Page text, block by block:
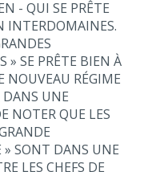
- QUI SE PRÊTE
INTERDOMAINES.
» SE PRÊTE BIEN À
NOUVEAU RÉGIME
UNE
NOTER QUE LES
SONT DANS UNE
LES CHEFS DE